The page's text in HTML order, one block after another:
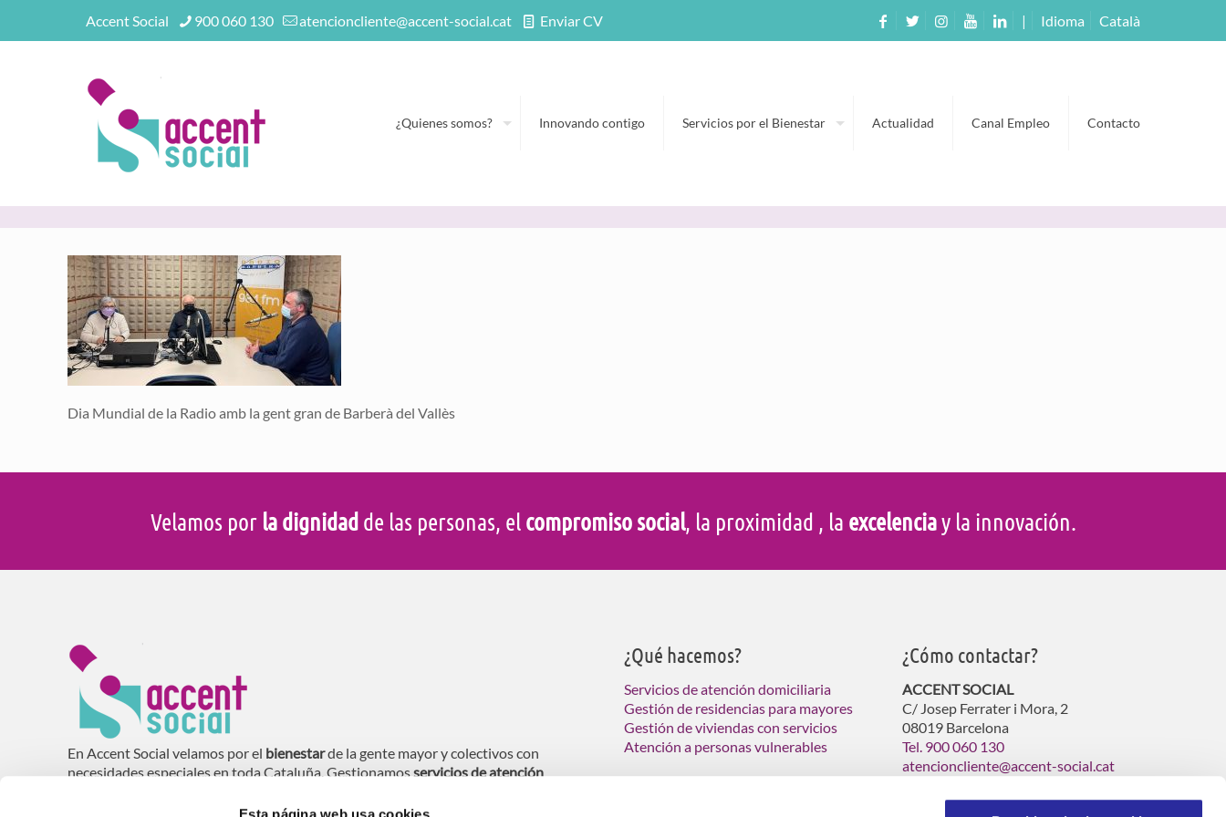
Esta página web usa cookies
Accent Social 900 060 130 atencioncliente@accent-social.cat Enviar CV | Idioma Català
¿Quienes somos? Innovando contigo Servicios por el Bienestar Actualidad Canal Empleo Contacto
Dia Mundial de la Radio amb la gent gran de Barberà del Vallès
Velamos por la dignidadde las personas, el compromiso social, la proximidad , la excelenciay la innovación.
En Accent Social velamos por el bienestarde la gente mayor y colectivos con
necesidades especiales en toda Cataluña. Gestionamosservicios de atención
¿Qué hacemos?
Servicios de atención domiciliaria
Gestión de residencias para mayores
Gestión de viviendas con servicios
Atención a personas vulnerables
¿Cómo contactar?
ACCENT SOCIAL
C/ Josep Ferrater i Mora, 2
08019 Barcelona
Tel. 900 060 130
atencioncliente@accent-social.cat